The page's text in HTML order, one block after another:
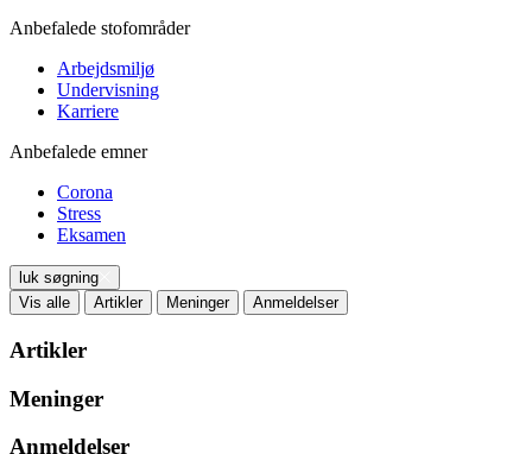
Anbefalede stofområder
Arbejdsmiljø
Undervisning
Karriere
Anbefalede emner
Corona
Stress
Eksamen
luk søgning
Vis alle
Artikler Meninger Anmeldelser
Artikler
Meninger
Anmeldelser